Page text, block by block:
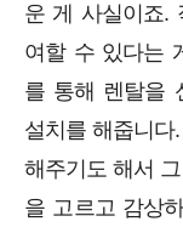
운 게 사실이죠.
여할 수 있다는
를 통해 렌탈을
설치를 해줍니다
해주기도 해서
을 고르고 감상